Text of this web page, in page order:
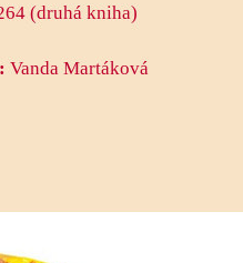
(druhá kniha)
Vanda Martáková